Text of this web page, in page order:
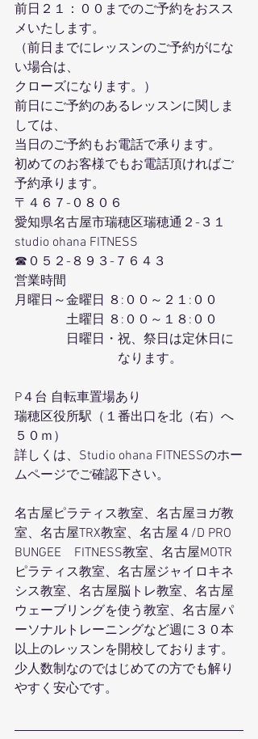
前日２１：００までのご予約をおスス
メいたします。
（前日までにレッスンのご予約がにな
い場合は、
クローズになります。）
前日にご予約のあるレッスンに関しま
しては、
当日のご予約もお電話で承ります。
初めてのお客様でもお電話頂ければご
予約承ります。
〒４６７-０８０６
愛知県名古屋市瑞穂区瑞穂通２-３１
studio ohana FITNESS
☎０５２-８９３-７６４３
営業時間
月曜日～金曜日 ８:００～２１:００
土曜日 ８:００～１８:００
日曜日・祝、祭日は定休日に
なります。
P４台 自転車置場あり
瑞穂区役所駅（１番出口を北（右）へ
５０ｍ）
詳しくは、Studio ohana FITNESSのホー
ムページでご確認下さい。
名古屋ピラティス教室、名古屋ヨガ教
室、名古屋TRX教室、名古屋４/D PRO
BUNGEE　FITNESS教室、名古屋MOTR
ピラティス教室、名古屋ジャイロキネ
シス教室、名古屋脳トレ教室、名古屋
ウェーブリングを使う教室、名古屋パ
ーソナルトレーニングなど週に３０本
以上のレッスンを開校しております。
少人数制なのではじめての方でも解り
やすく安心です。